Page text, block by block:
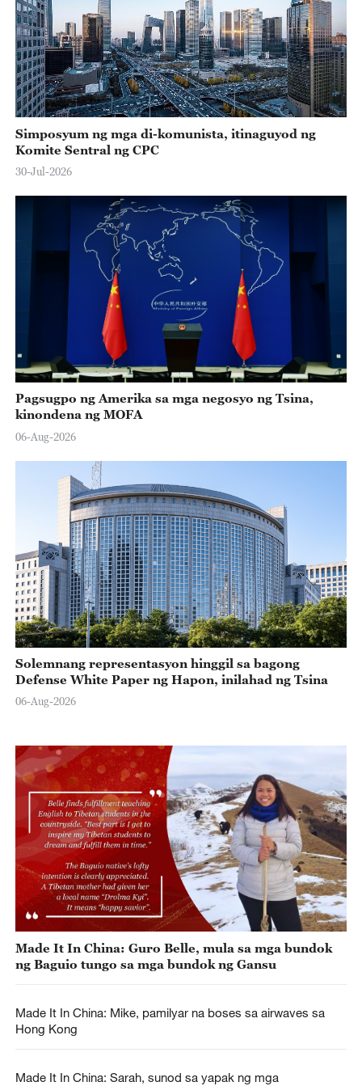
Simposyum ng mga di-komunista, itinaguyod ng
Komite Sentral ng CPC
30-Jul-2026
Pagsugpo ng Amerika sa mga negosyo ng Tsina,
kinondena ng MOFA
06-Aug-2026
Solemnang representasyon hinggil sa bagong
Defense White Paper ng Hapon, inilahad ng Tsina
06-Aug-2026
Made It In China: Guro Belle, mula sa mga bundok
ng Baguio tungo sa mga bundok ng Gansu
Made It In China: Mike, pamilyar na boses sa airwaves sa
Hong Kong
Made It In China: Sarah, sunod sa yapak ng mga